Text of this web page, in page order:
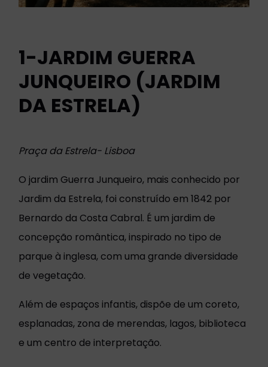
1-JARDIM GUERRA
JUNQUEIRO (JARDIM
DA ESTRELA)
Praça da Estrela- Lisboa
O jardim Guerra Junqueiro, mais conhecido por
Jardim da Estrela, foi construído em 1842 por
Bernardo da Costa Cabral. É um jardim de
concepção romântica, inspirado no tipo de
parque à inglesa, com uma grande diversidade
de vegetação.
Além de espaços infantis, dispõe de um coreto,
esplanadas, zona de merendas, lagos, biblioteca
e um centro de interpretação.